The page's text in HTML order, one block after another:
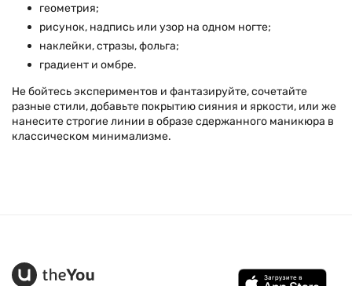
геометрия;
рисунок, надпись или узор на одном ногте;
наклейки, стразы, фольга;
градиент и омбре.
Не бойтесь экспериментов и фантазируйте, сочетайте
разные стили, добавьте покрытию сияния и яркости, или же
нанесите строгие линии в образе сдержанного маникюра в
классическом минимализме.